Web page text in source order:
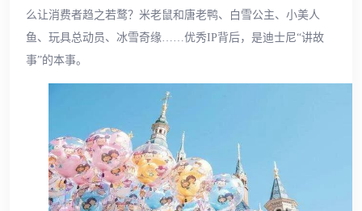
么让消费者趋之若鹜？米老鼠和唐老鸭、白雪公主、小美人
鱼、玩具总动员、冰雪奇缘……优秀IP背后，是迪士尼“讲故
事”的本事。